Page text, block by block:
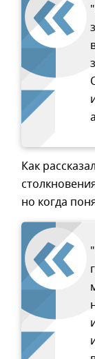
Как
но когда